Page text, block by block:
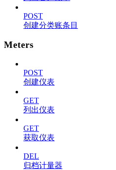
POST
创建分类账条目
Meters
POST
创建仪表
GET
列出仪表
GET
获取仪表
DEL
归档计量器